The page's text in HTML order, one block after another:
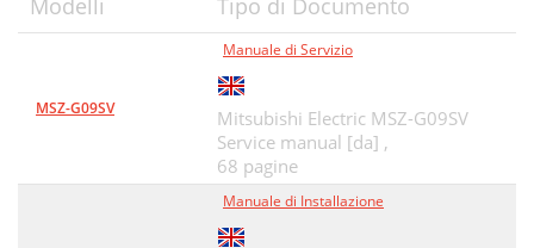
Modelli Tipo di Documento
MSZ-G09SV
Manuale di Servizio
Mitsubishi Electric MSZ-G09SV
Service manual [da] ,
68 pagine
Manuale di Installazione